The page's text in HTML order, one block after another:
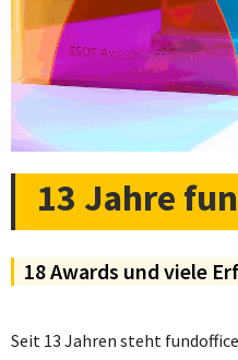
13 Jahre
18 Awards und viele
Seit 13 Jahren steht fundoffice